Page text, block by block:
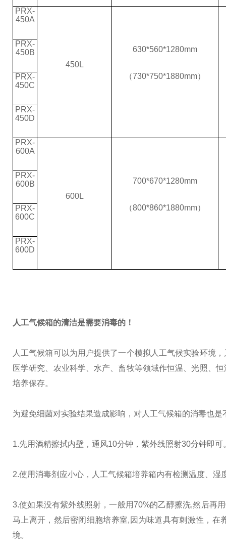
PRX-
450A
450L
630*560*1280mm
（730*750*1880mm）
PRX-
450B
PRX-
450C
PRX-
450D
PRX-
600A
600L
700*670*1280mm
（800*860*1880mm）
PRX-
600B
PRX-
600C
PRX-
600D
人工气候箱的清洁是需要消毒的！
人工气候箱可以为用户提供了一个模拟人工气候实验环境
医学研究、农业科学、水产、畜牧等领域作恒温、光照、
培养保存。
为避免细菌对实验结果造成影响，对人工气候箱的消毒也是
1.先用酒精擦拭内壁，通风10分钟，紫外线照射30分钟即可
2.使用消毒剂应小心，人工气候箱培养箱内有检测温度、
3.使如果没有紫外线照射，一般用70%的乙醇擦洗,然后再
马上离开，然后密闭细胞培养室,因为味道具有刺激性，
境。